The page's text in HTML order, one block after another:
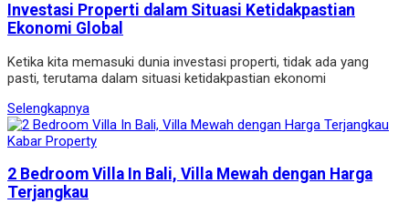
Investasi Properti dalam Situasi Ketidakpastian
Ekonomi Global
Ketika kita memasuki dunia investasi properti, tidak ada yang
pasti, terutama dalam situasi ketidakpastian ekonomi
Selengkapnya
Kabar Property
2 Bedroom Villa In Bali, Villa Mewah dengan Harga
Terjangkau